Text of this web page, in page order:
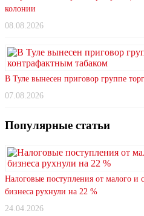
колонии
08.08.2026
В Туле вынесен приговор группе
07.08.2026
Популярные статьи
Налоговые поступления от малого и
бизнеса рухнули на 22 %
24.04.2026